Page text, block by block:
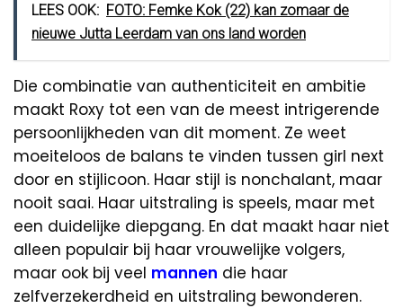
LEES OOK: FOTO: Femke Kok (22) kan zomaar de
nieuwe Jutta Leerdam van ons land worden
Die combinatie van authenticiteit en ambitie
maakt Roxy tot een van de meest intrigerende
persoonlijkheden van dit moment. Ze weet
moeiteloos de balans te vinden tussen girl next
door en stijlicoon. Haar stijl is nonchalant, maar
nooit saai. Haar uitstraling is speels, maar met
een duidelijke diepgang. En dat maakt haar niet
alleen populair bij haar vrouwelijke volgers,
maar ook bij veel mannen die haar
zelfverzekerdheid en uitstraling bewonderen.